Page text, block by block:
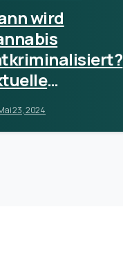
wird
Prognosen für
23, 2024